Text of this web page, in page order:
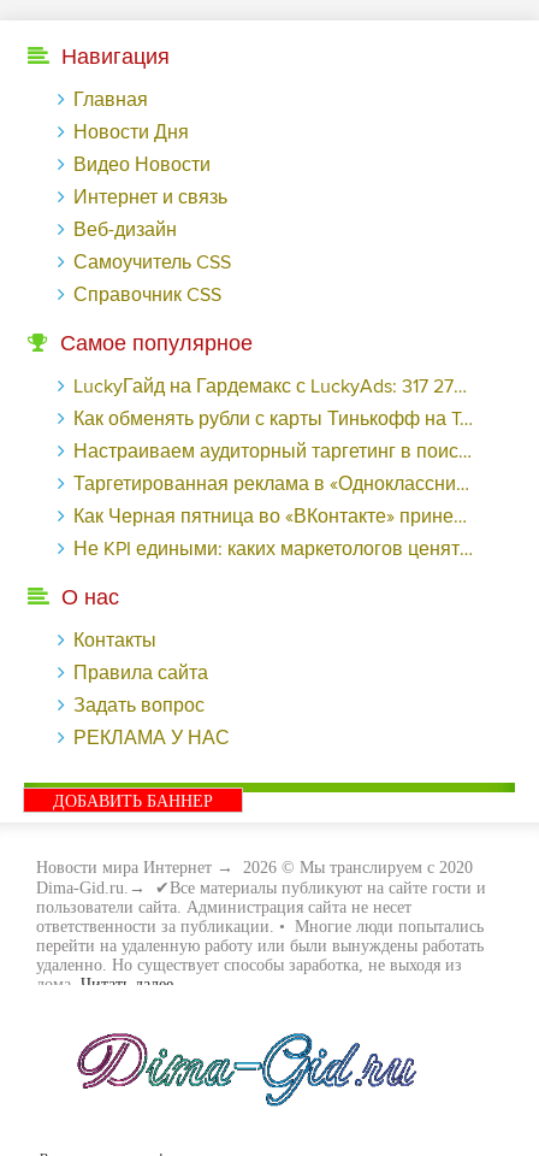
Навигация
Главная
Новости Дня
Видео Новости
Интернет и связь
Веб-дизайн
Самоучитель CSS
Справочник CSS
Самое популярное
LuckyГайд на Гардемакс с LuckyAds: 317 279 рублей за 10 дней - «Надо знать»
Как обменять рубли с карты Тинькофф на Tether ERC20 (USDT)?
Настраиваем аудиторный таргетинг в поисковой кампании Google Ads - «Заработок»
Таргетированная реклама в «Одноклассниках»: как ее настроить и нужно ли - «Заработок»
Как Черная пятница во «ВКонтакте» принесла магазину подарков 221 продажу по цене 38 рублей - «Заработок»
Не KPI едиными: каких маркетологов ценят - «Заработок»
О нас
Контакты
Правила сайта
Задать вопрос
РЕКЛАМА У НАС
ДОБАВИТЬ БАННЕР
Новости мира Интернет → 2026 © Мы транслируем с 2020
Dima-Gid.ru.→ ✔Все материалы публикуют на сайте гости и
пользователи сайта. Администрация сайта не несет
ответственности за публикации. • Многие люди попытались
перейти на удаленную работу или были вынуждены работать
удаленно. Но существует способы заработка, не выходя из
дома. Читать далее...
много. Все зависит только от вас, чем вы хотите заняться и, что
вам придётся по душе. Наш сайт собирает для вас всю
полезную информацию и новые виды заработка которые
появляются на просторах интернета каждый день. Просто